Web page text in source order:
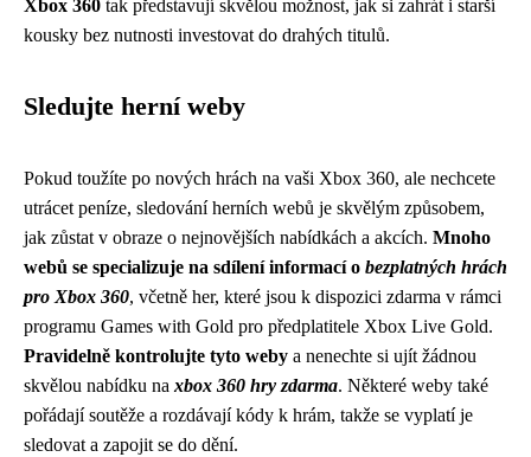
Xbox 360 tak představují skvělou možnost, jak si zahrát i starší
kousky bez nutnosti investovat do drahých titulů.
Sledujte herní weby
Pokud toužíte po nových hrách na vaši Xbox 360, ale nechcete
utrácet peníze, sledování herních webů je skvělým způsobem,
jak zůstat v obraze o nejnovějších nabídkách a akcích. Mnoho
webů se specializuje na sdílení informací o bezplatných hrách
pro Xbox 360, včetně her, které jsou k dispozici zdarma v rámci
programu Games with Gold pro předplatitele Xbox Live Gold.
Pravidelně kontrolujte tyto weby a nenechte si ujít žádnou
skvělou nabídku na xbox 360 hry zdarma. Některé weby také
pořádají soutěže a rozdávají kódy k hrám, takže se vyplatí je
sledovat a zapojit se do dění.